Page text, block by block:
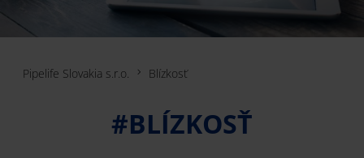
Pipelife Slovakia s.r.o. Blízkosť
#BLÍZKOSŤ